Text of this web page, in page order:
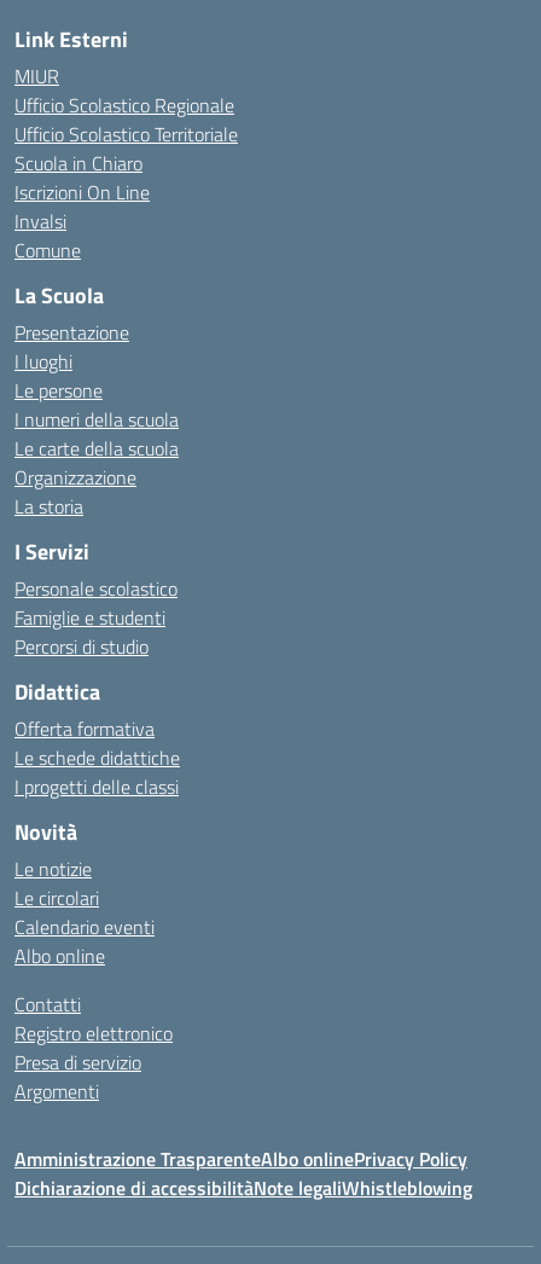
Link Esterni
MIUR
Ufficio Scolastico Regionale
Ufficio Scolastico Territoriale
Scuola in Chiaro
Iscrizioni On Line
Invalsi
Comune
La Scuola
Presentazione
I luoghi
Le persone
I numeri della scuola
Le carte della scuola
Organizzazione
La storia
I Servizi
Personale scolastico
Famiglie e studenti
Percorsi di studio
Didattica
Offerta formativa
Le schede didattiche
I progetti delle classi
Novità
Le notizie
Le circolari
Calendario eventi
Albo online
Contatti
Registro elettronico
Presa di servizio
Argomenti
Amministrazione TrasparenteAlbo onlinePrivacy Policy
Dichiarazione di accessibilitàNote legaliWhistleblowing